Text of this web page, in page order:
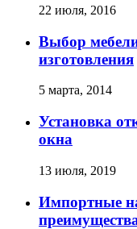
22 июля, 2016
Выбор
изготовления
5 марта, 2014
Установка
окна
13 июля, 2019
Импортные